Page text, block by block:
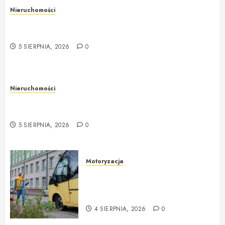
Nieruchomości
5 SIERPNIA, 2026 0
Nieruchomości
5 SIERPNIA, 2026 0
Motoryzacja
4 SIERPNIA, 2026 0